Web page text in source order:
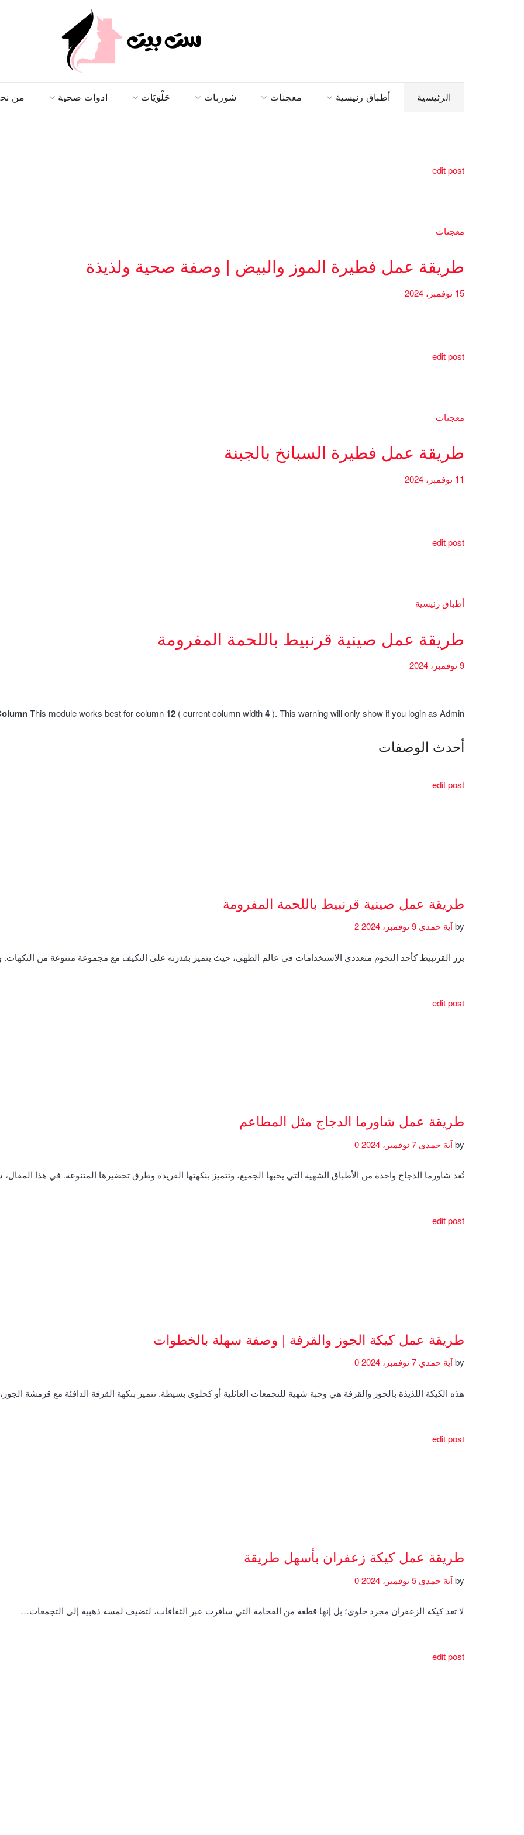
الرئيسية أطباق رئيسية معجنات شوربات حَلْوَيَات ادوات صحية من
edit post
معجنات
طريقة عمل فطيرة الموز والبيض | وصفة صحية ولذيذة
15 نوفمبر، 2024
edit post
معجنات
طريقة عمل فطيرة السبانخ بالجبنة
11 نوفمبر، 2024
edit post
أطباق رئيسية
طريقة عمل صينية قرنبيط باللحمة المفرومة
9 نوفمبر، 2024
This module works best for column 12 ( current column width4). This warning will only show if you login as Admin.
أحدث الوصفات
edit post
طريقة عمل صينية قرنبيط باللحمة المفرومة
byآية حمدي
برز القرنبيط كأحد النجوم متعددي الاستخدامات في عالم الطهي، حيث يتميز بقدرته على التكيف مع مجموعة متنوعة من
edit post
طريقة عمل شاورما الدجاج مثل المطاعم
byآية حمدي
تُعد شاورما الدجاج واحدة من الأطباق الشهية التي يحبها الجميع، وتتميز بنكهتها الفريدة وطرق تحضيرها المتنوعة. في هذا
edit post
طريقة عمل كيكة الجوز والقرفة | وصفة سهلة بالخطوات
byآية حمدي
هذه الكيكة اللذيذة بالجوز والقرفة هي وجبة شهية للتجمعات العائلية أو كحلوى بسيطة. تتميز بنكهة القرفة الدافئة مع قرمشة
edit post
طريقة عمل كيكة زعفران بأسهل طريقة
byآية حمدي
لا تعد كيكة الزعفران مجرد حلوى؛ بل إنها قطعة من الفخامة التي سافرت عبر الثقافات، لتضيف لمسة ذهبية إلى التجمعات…
edit post